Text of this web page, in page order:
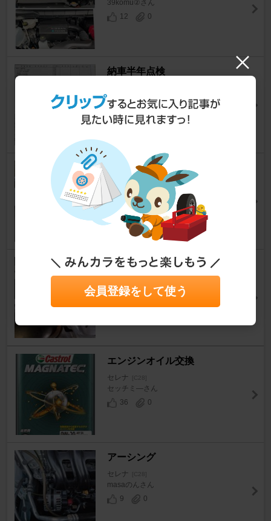
39komu②さん
12
0
納車半年点検
監督.さん
11
0
エンジンルーム下からの除電施
工⚡✨
セレナ [C28]
HIDE4さん
293
5
マフラーアーシング
masaのんさん
8
0
エンジンオイル交換
セレナ [C28]
セッチミ―さん
36
0
アーシング
セレナ [C28]
masaのんさん
9
0
会員登録をして使う